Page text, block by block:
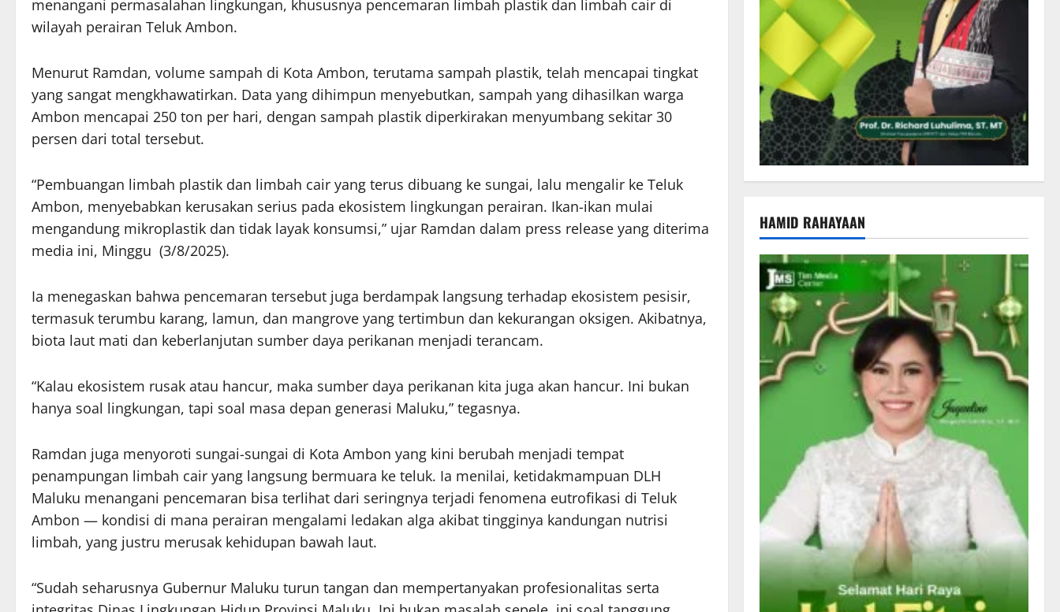
menangani permasalahan lingkungan, khususnya pencemaran limbah plastik dan limbah cair di
wilayah perairan Teluk Ambon.
Menurut Ramdan, volume sampah di Kota Ambon, terutama sampah plastik, telah mencapai tingkat
yang sangat mengkhawatirkan. Data yang dihimpun menyebutkan, sampah yang dihasilkan warga
Ambon mencapai 250 ton per hari, dengan sampah plastik diperkirakan menyumbang sekitar 30
persen dari total tersebut.
“Pembuangan limbah plastik dan limbah cair yang terus dibuang ke sungai, lalu mengalir ke Teluk
Ambon, menyebabkan kerusakan serius pada ekosistem lingkungan perairan. Ikan-ikan mulai
mengandung mikroplastik dan tidak layak konsumsi,” ujar Ramdan dalam press release yang diterima
media ini, Minggu (3/8/2025).
Ia menegaskan bahwa pencemaran tersebut juga berdampak langsung terhadap ekosistem pesisir,
termasuk terumbu karang, lamun, dan mangrove yang tertimbun dan kekurangan oksigen. Akibatnya,
biota laut mati dan keberlanjutan sumber daya perikanan menjadi terancam.
“Kalau ekosistem rusak atau hancur, maka sumber daya perikanan kita juga akan hancur. Ini bukan
hanya soal lingkungan, tapi soal masa depan generasi Maluku,” tegasnya.
Ramdan juga menyoroti sungai-sungai di Kota Ambon yang kini berubah menjadi tempat
penampungan limbah cair yang langsung bermuara ke teluk. Ia menilai, ketidakmampuan DLH
Maluku menangani pencemaran bisa terlihat dari seringnya terjadi fenomena eutrofikasi di Teluk
Ambon — kondisi di mana perairan mengalami ledakan alga akibat tingginya kandungan nutrisi
limbah, yang justru merusak kehidupan bawah laut.
“Sudah seharusnya Gubernur Maluku turun tangan dan mempertanyakan profesionalitas serta
HAMID RAHAYAAN